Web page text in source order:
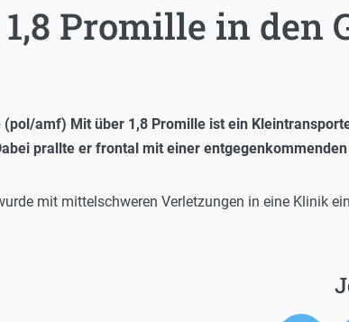
Promille in den
(pol/amf) Mit über 1,8 Promille ist ein
prallte er frontal mit einer
mit mittelschweren Verletzungen in eine Klinik